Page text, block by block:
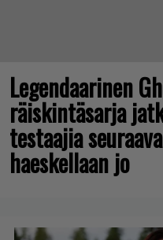
Legendaarinen
räiskintäsarja
testaajia
haeskellaan jo